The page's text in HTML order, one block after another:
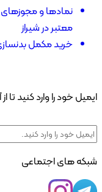
نمادها و مجوزهای
معتبر در شیراز
خرید مکمل بدنسازی
خود را وارد کنید تا از
های اجتماعی